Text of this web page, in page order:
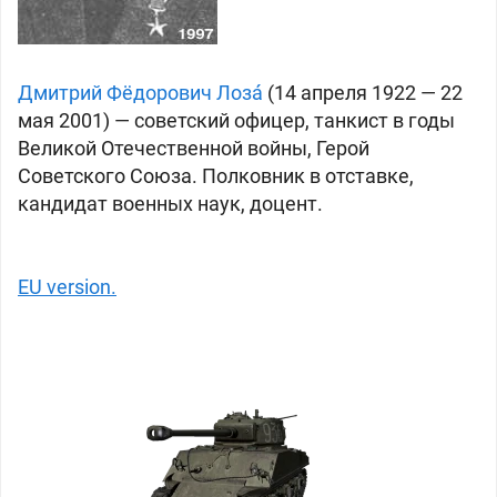
Дмитрий Фёдорович Лоза́ (14 апреля 1922 — 22
мая 2001) — советский офицер, танкист в годы
Великой Отечественной войны, Герой
Советского Союза. Полковник в отставке,
кандидат военных наук, доцент.
EU version.